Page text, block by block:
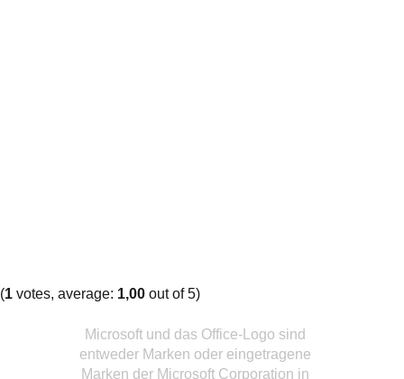
(1 votes, average: 1,00 out of 5)
Microsoft und das Office-Logo sind
entweder Marken oder eingetragene
Marken der Microsoft Corporation in